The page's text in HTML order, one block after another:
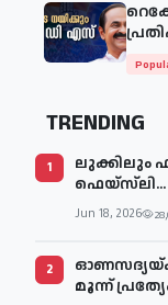
TRENDING
1
ലുക്കിലും
ഫെയ്‌സ്‌ലി...
Jun 18, 2026
2
മൂന്ന്